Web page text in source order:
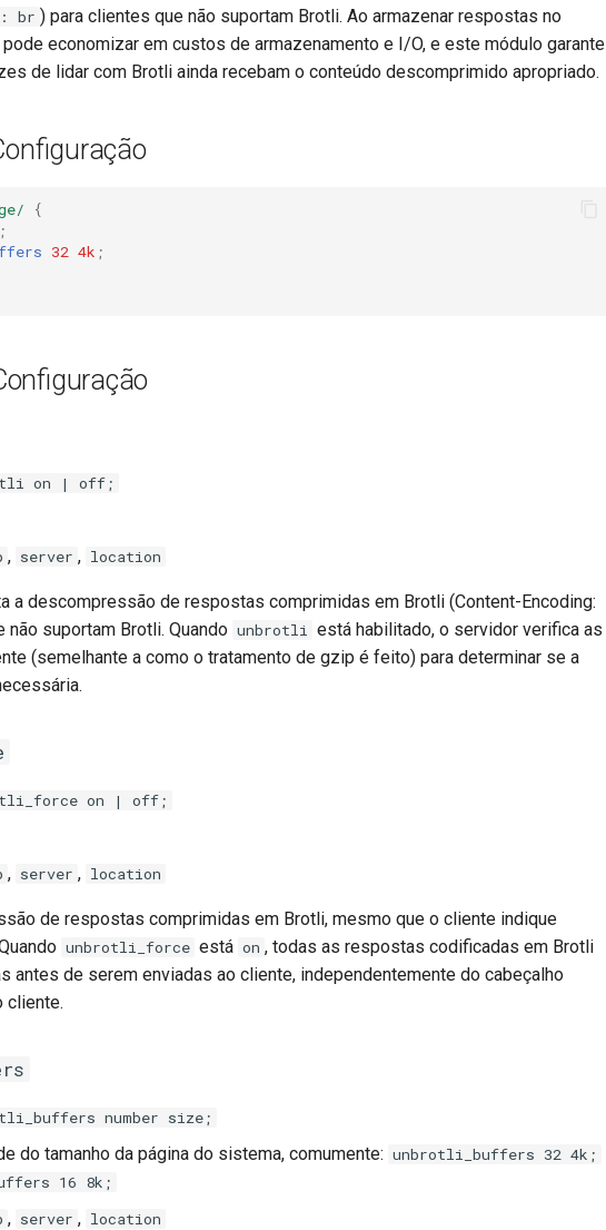
br ) para clientes que não suportam Brotli. Ao armazenar respostas no
economizar em custos de armazenamento e I/O, e este módulo garante
de lidar com Brotli ainda recebam o conteúdo descomprimido apropriado.
{
;
32 4k ;
on | off;
, server , location
a descompressão de respostas comprimidas em Brotli (Content-Encoding:
não suportam Brotli. Quando unbrotli está habilitado, o servidor verifica as
(semelhante a como o tratamento de gzip é feito) para determinar se a
on | off;
, server , location
de respostas comprimidas em Brotli, mesmo que o cliente indique
unbrotli_force está on , todas as respostas codificadas em Brotli
antes de serem enviadas ao cliente, independentemente do cabeçalho
cliente.
number size;
do tamanho da página do sistema, comumente: unbrotli_buffers 32 4k;
16 8k;
, server , location